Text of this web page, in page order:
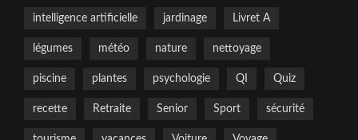
intelligence artificielle jardinage Livret A
légumes météo nature nettoyage
piscine plantes psychologie QI Quiz
recette Retraite Senior Sport sécurité